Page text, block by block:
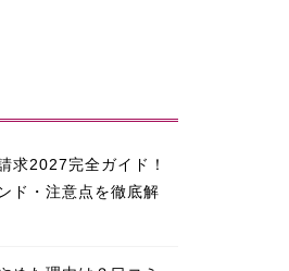
求2027完全ガイド！
ド・注意点を徹底解